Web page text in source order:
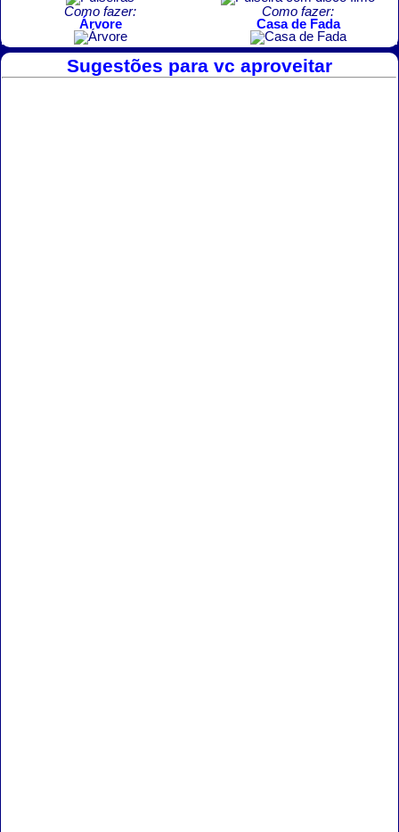
Como fazer:
Árvore
Como fazer:
Casa de Fada
Sugestões para vc aproveitar